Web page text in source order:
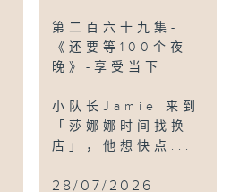
第二百六十九集-
《还要等100个夜
晚》-享受当下
小队长Jamie 来到
「莎娜娜时间找换
店」，他想快点...
28/07/2026